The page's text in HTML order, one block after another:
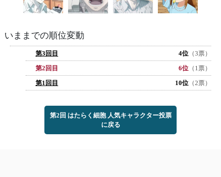
いままでの順位変動
第3回目 4位 （3票）
第2回目
6位 （1票）
第1回目
10位 （2票）
第2回 はたらく細胞 人気キャラクター投票
に戻る